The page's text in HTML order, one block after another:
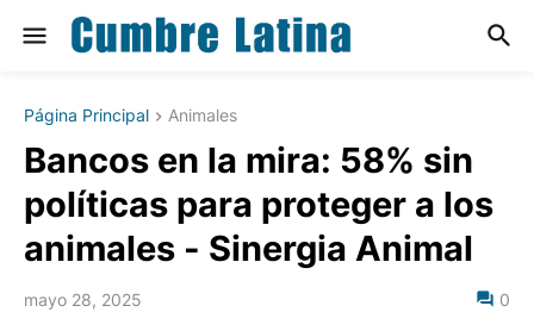
Página Principal Animales
Bancos en la mira: 58% sin
políticas para proteger a los
animales - Sinergia Animal
mayo 28, 2025 0